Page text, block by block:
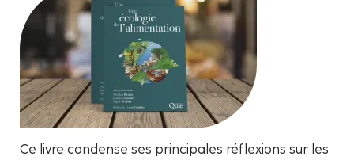
Ce livre condense ses principales réflexions sur les